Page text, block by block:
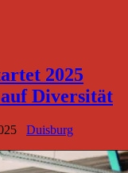
2025
Diversität
Duisburg